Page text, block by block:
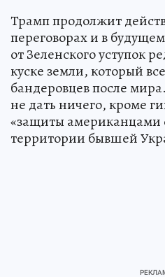
Трамп продолжит
переговорах и в
от Зеленского уступок
куске земли, который
бандеровцев после
не дать ничего, кроме
«защиты американцами
территории бывшей